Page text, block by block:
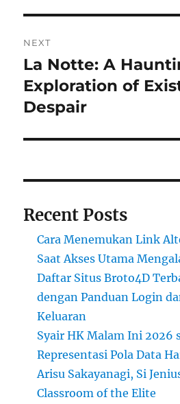
NEXT
Next
post:
La Notte: A
Exploration of
Despair
Recent Posts
Cara Menemukan Link
Saat Akses Utama
Daftar Situs Broto4D
dengan Panduan Login
Keluaran
Syair HK Malam Ini 2026
Representasi Pola Data
Arisu Sakayanagi, Si
Classroom of the Elite